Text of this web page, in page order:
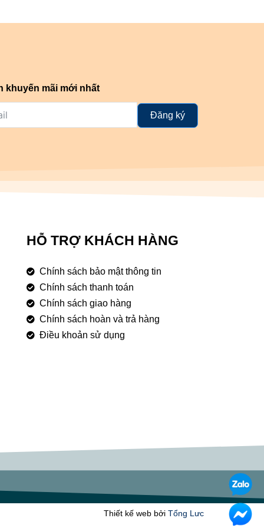
khuyến mãi mới nhất
Đăng ký
HỖ TRỢ KHÁCH HÀNG
Chính sách bảo mật thông tin
Chính sách thanh toán
Chính sách giao hàng
Chính sách hoàn và trả hàng
Điều khoản sử dụng
Thiết kế web bởi Tổng Lưc